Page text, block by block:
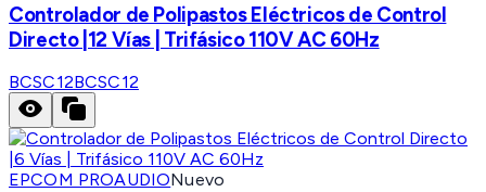
Controlador de Polipastos Eléctricos de Control
Directo |12 Vías | Trifásico 110V AC 60Hz
BCSC12BCSC12
EPCOM PROAUDIONuevo